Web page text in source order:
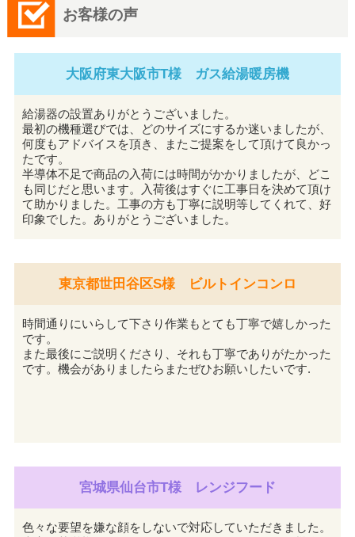
お客様の声
大阪府東大阪市T様 ガス給湯暖房機
給湯器の設置ありがとうございました。
最初の機種選びでは、どのサイズにするか迷いましたが、
何度もアドバイスを頂き、またご提案をして頂けて良かっ
たです。
半導体不足で商品の入荷には時間がかかりましたが、どこ
も同じだと思います。入荷後はすぐに工事日を決めて頂け
て助かりました。工事の方も丁寧に説明等してくれて、好
印象でした。ありがとうございました。
東京都世田谷区S様 ビルトインコンロ
時間通りにいらして下さり作業もとても丁寧で嬉しかった
です。
また最後にご説明くださり、それも丁寧でありがたかった
です。機会がありましたらまたぜひお願いしたいです.
宮城県仙台市T様 レンジフード
色々な要望を嫌な顔をしないで対応していただきました。